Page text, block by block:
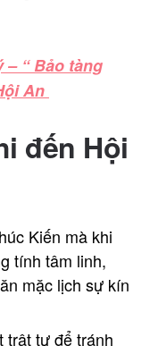
– “ Bảo tàng
An
đến Hội
Kiến mà khi
tính tâm linh,
mặc lịch sự kín
trật tự để tránh